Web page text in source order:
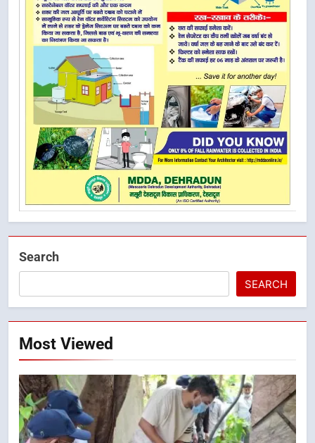
Search
SEARCH
Most Viewed